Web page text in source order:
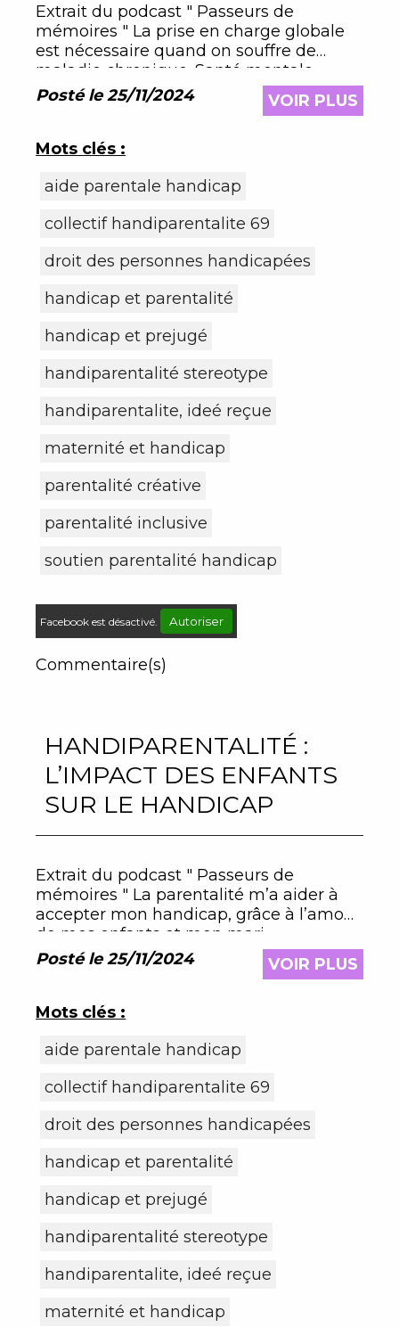
Extrait du podcast " Passeurs de
mémoires " La prise en charge globale
est nécessaire quand on souffre de
maladie chronique. Santé mentale,
réseau de soutien, etc.
Posté le 25/11/2024 VOIR PLUS
Mots clés :
aide parentale handicap
collectif handiparentalite 69
droit des personnes handicapées
handicap et parentalité
handicap et prejugé
handiparentalité stereotype
handiparentalite, ideé reçue
maternité et handicap
parentalité créative
parentalité inclusive
soutien parentalité handicap
Facebook est désactivé. Autoriser
Commentaire(s)
HANDIPARENTALITÉ :
L’IMPACT DES ENFANTS
SUR LE HANDICAP
Extrait du podcast " Passeurs de
mémoires " La parentalité m’a aider à
accepter mon handicap, grâce à l’amour
de mes enfants et mon mari.
Posté le 25/11/2024
VOIR PLUS
Mots clés :
aide parentale handicap
collectif handiparentalite 69
droit des personnes handicapées
handicap et parentalité
handicap et prejugé
handiparentalité stereotype
handiparentalite, ideé reçue
maternité et handicap